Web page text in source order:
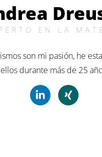
EN LA
son mi pasión, he
ellos durante más de 25
L X